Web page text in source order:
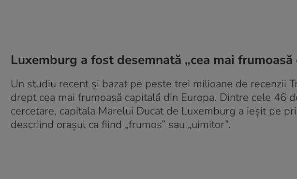
Luxemburg a fost desemnată „cea mai
Un studiu recent și bazat pe peste trei milioane de recenzii
drept cea mai frumoasă capitală din Europa. Dintre cele 46
cercetare, capitala Marelui Ducat de Luxemburg a ieșit pe
descriind orașul ca fiind „frumos” sau „uimitor”.